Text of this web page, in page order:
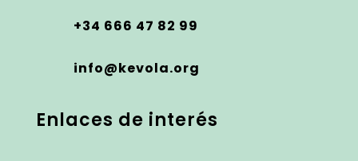
+34 666 47 82 99
info@kevola.org
Enlaces de interés